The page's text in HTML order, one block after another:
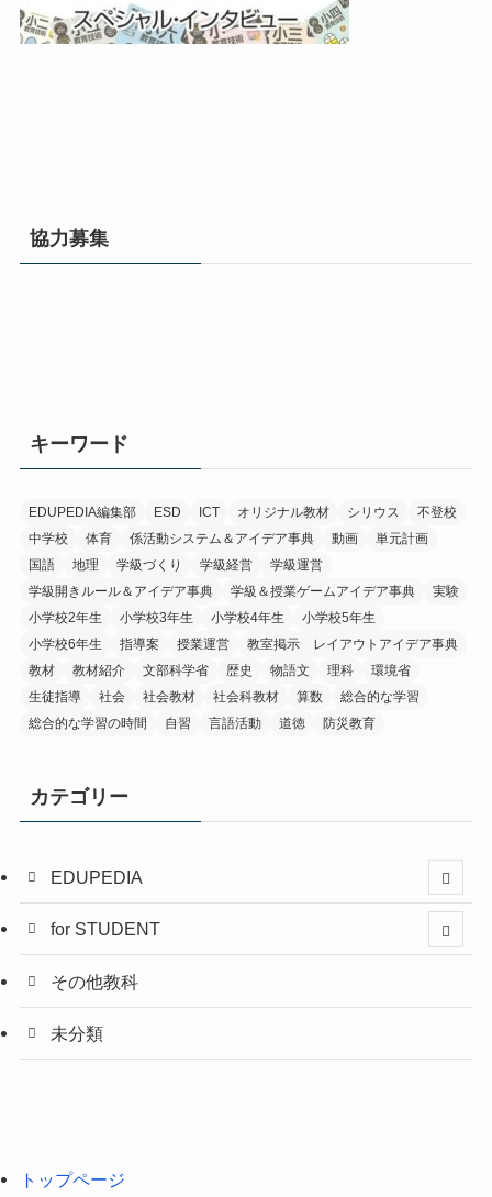
協力募集
キーワード
EDUPEDIA編集部 ESD ICT オリジナル教材 シリウス
不登校
中学校
体育 係活動システム＆アイデア事典 動画
単元計画
国語
地理 学級づくり 学級経営
学級運営
学級開きルール＆アイデア事典
学級＆授業ゲームアイデア事典
実験
小学校2年生
小学校3年生 小学校4年生
小学校5年生
小学校6年生
指導案 授業運営
教室掲示 レイアウトアイデア事典
教材
教材紹介 文部科学省 歴史 物語文 理科
環境省
生徒指導
社会 社会教材 社会科教材 算数
総合的な学習
総合的な学習の時間
自習 言語活動 道徳 防災教育
カテゴリー
EDUPEDIA
for STUDENT
その他教科
未分類
トップページ